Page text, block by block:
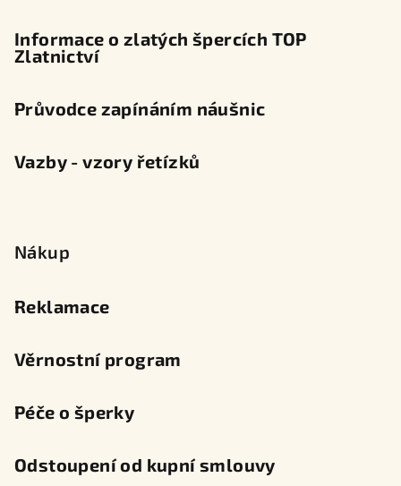
Informace o zlatých špercích TOP
Zlatnictví
Průvodce zapínáním náušnic
Vazby - vzory řetízků
Nákup
Reklamace
Věrnostní program
Péče o šperky
Odstoupení od kupní smlouvy